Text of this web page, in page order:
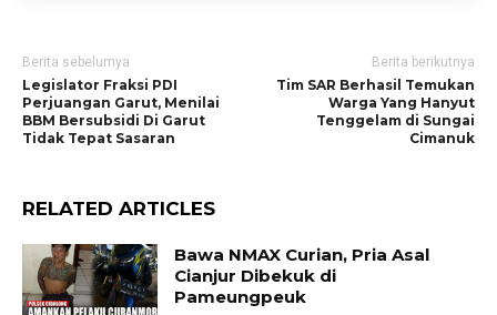
Berita sebelumya
Legislator Fraksi PDI
Perjuangan Garut, Menilai
BBM Bersubsidi Di Garut
Tidak Tepat Sasaran
Berita berikutnya
Tim SAR Berhasil Temukan
Warga Yang Hanyut
Tenggelam di Sungai
Cimanuk
RELATED ARTICLES
Bawa NMAX Curian, Pria Asal
Cianjur Dibekuk di
Pameungpeuk